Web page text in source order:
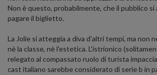
Non è questo, probabilmente, che il pubblico si
pagare il biglietto.
La Jolie si atteggia a diva d'altri tempi, ma non
nè la classe, nè l'estetica. L'istrionico
relegato al compassato ruolo di turista
cast italiano sarebbe considerato di serie b in